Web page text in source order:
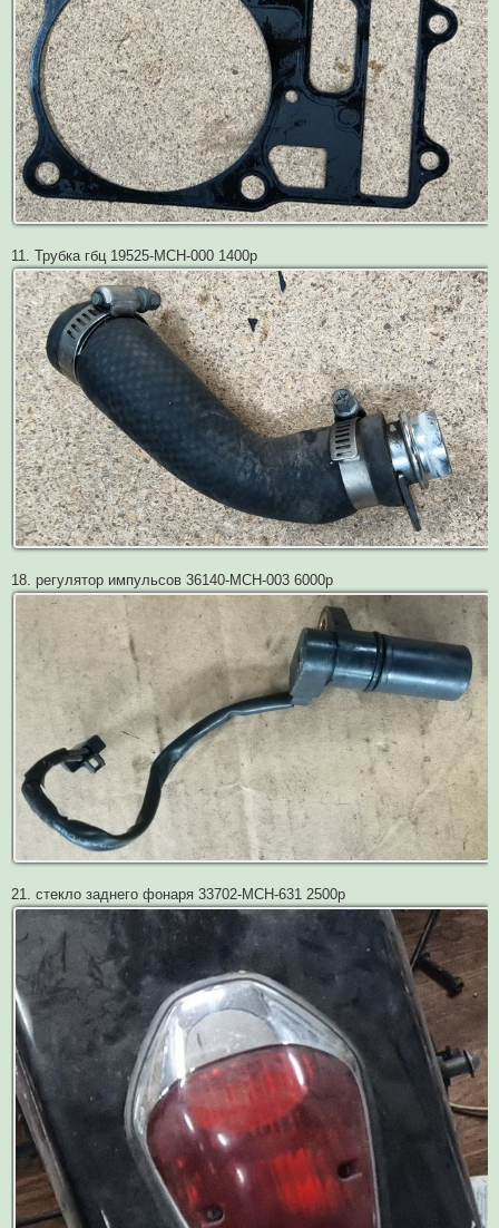
11. Трубка гбц 19525-MCH-000 1400р
18. регулятор импульсов 36140-MCH-003 6000р
21. стекло заднего фонаря 33702-MCH-631 2500р